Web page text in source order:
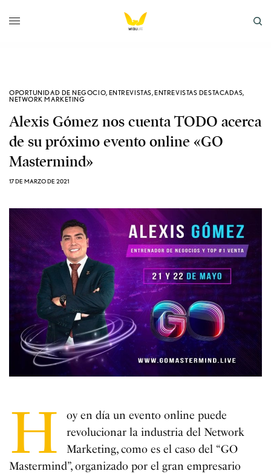
OPORTUNIDAD DE NEGOCIO, ENTREVISTAS,ENTREVISTAS DESTACADAS,
NETWORK MARKETING
Alexis Gómez nos cuenta TODO acerca
de su próximo evento online «GO
Mastermind»
17 DE MARZO DE 2021
H
oy en día un evento online puede
revolucionar la industria del Network
Marketing, como es el caso del “GO
Mastermind”, organizado por el gran empresario